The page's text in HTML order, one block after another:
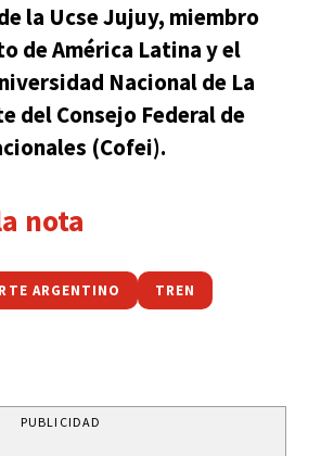
la Ucse Jujuy, miembro
de América Latina y el
Nacional de La
del Consejo Federal de
(Cofei).
nota
ARGENTINO TREN
PUBLICIDAD